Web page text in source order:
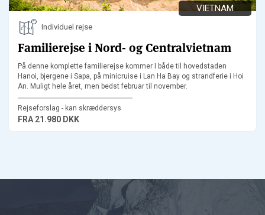
VIETNAM
Individuel rejse
Familierejse i Nord- og Centralvietnam
På denne komplette familierejse kommer I både til hovedstaden
Hanoi, bjergene i Sapa, på minicruise i Lan Ha Bay og strandferie i Hoi
An. Muligt hele året, men bedst februar til november.
Rejseforslag - kan skræddersys
FRA21.980 DKK